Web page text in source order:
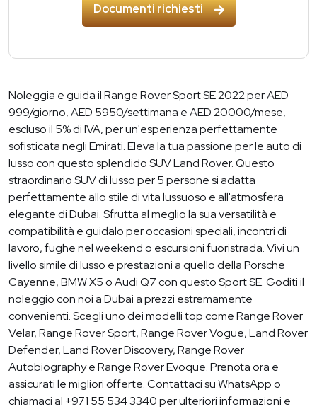
Documenti richiesti
Noleggia e guida il Range Rover Sport SE 2022 per AED
999/giorno, AED 5950/settimana e AED 20000/mese,
escluso il 5% di IVA, per un'esperienza perfettamente
sofisticata negli Emirati. Eleva la tua passione per le auto di
lusso con questo splendido SUV Land Rover. Questo
straordinario SUV di lusso per 5 persone si adatta
perfettamente allo stile di vita lussuoso e all'atmosfera
elegante di Dubai. Sfrutta al meglio la sua versatilità e
compatibilità e guidalo per occasioni speciali, incontri di
lavoro, fughe nel weekend o escursioni fuoristrada. Vivi un
livello simile di lusso e prestazioni a quello della Porsche
Cayenne, BMW X5 o Audi Q7 con questo Sport SE. Goditi il
noleggio con noi a Dubai a prezzi estremamente
convenienti. Scegli uno dei modelli top come Range Rover
Velar, Range Rover Sport, Range Rover Vogue, Land Rover
Defender, Land Rover Discovery, Range Rover
Autobiography e Range Rover Evoque. Prenota ora e
assicurati le migliori offerte. Contattaci su WhatsApp o
chiamaci al +971 55 534 3340 per ulteriori informazioni e